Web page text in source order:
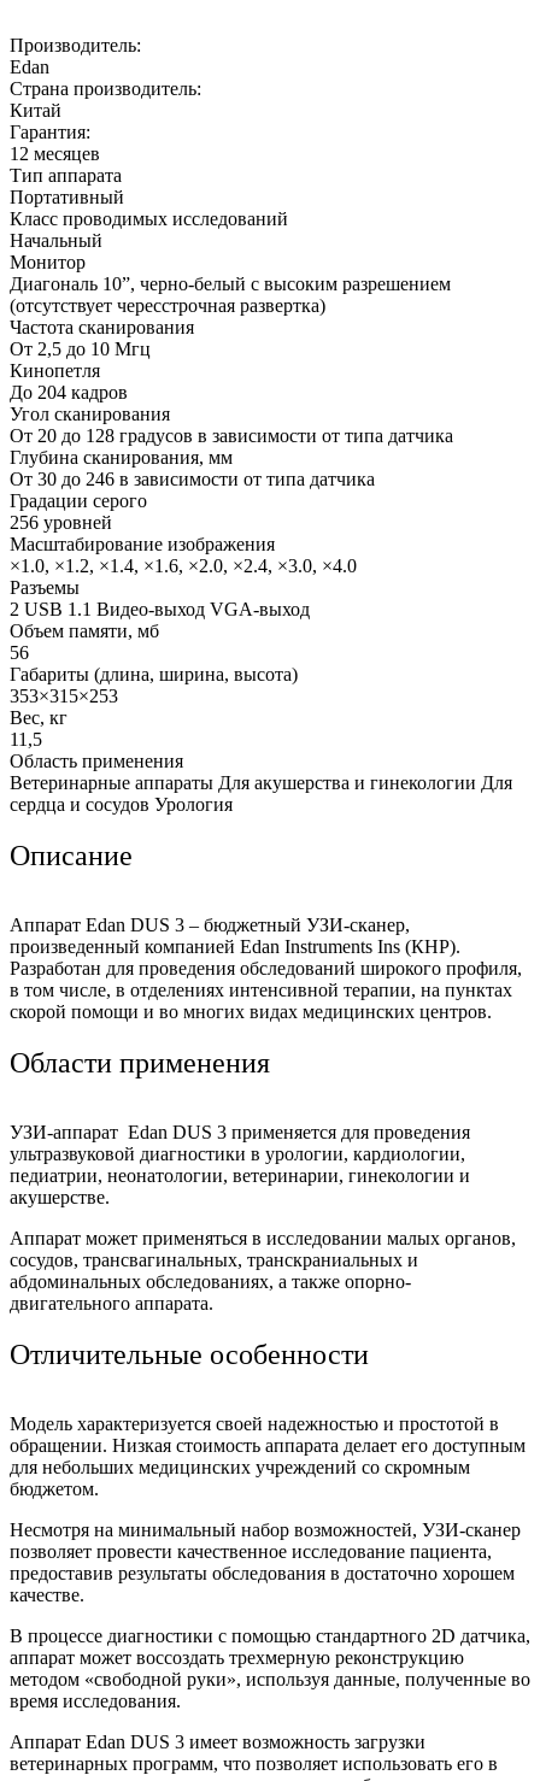
Производитель:
Edan
Страна производитель:
Китай
Гарантия:
12 месяцев
Тип аппарата
Портативный
Класс проводимых исследований
Начальный
Монитор
Диагональ 10”, черно-белый с высоким разрешением
(отсутствует чересстрочная развертка)
Частота сканирования
От 2,5 до 10 Мгц
Кинопетля
До 204 кадров
Угол сканирования
От 20 до 128 градусов в зависимости от типа датчика
Глубина сканирования, мм
От 30 до 246 в зависимости от типа датчика
Градации серого
256 уровней
Масштабирование изображения
×1.0, ×1.2, ×1.4, ×1.6, ×2.0, ×2.4, ×3.0, ×4.0
Разъемы
2 USB 1.1 Видео-выход VGA-выход
Объем памяти, мб
56
Габариты (длина, ширина, высота)
353×315×253
Вес, кг
11,5
Область применения
Ветеринарные аппараты Для акушерства и гинекологии Для
сердца и сосудов Урология
Описание
Аппарат Edan DUS 3 – бюджетный УЗИ-сканер,
произведенный компанией Edan Instruments Ins (КНР).
Разработан для проведения обследований широкого профиля,
в том числе, в отделениях интенсивной терапии, на пунктах
скорой помощи и во многих видах медицинских центров.
Области применения
УЗИ-аппарат Edan DUS 3 применяется для проведения
ультразвуковой диагностики в урологии, кардиологии,
педиатрии, неонатологии, ветеринарии, гинекологии и
акушерстве.
Аппарат может применяться в исследовании малых органов,
сосудов, трансвагинальных, транскраниальных и
абдоминальных обследованиях, а также опорно-
двигательного аппарата.
Отличительные особенности
Модель характеризуется своей надежностью и простотой в
обращении. Низкая стоимость аппарата делает его доступным
для небольших медицинских учреждений со скромным
бюджетом.
Несмотря на минимальный набор возможностей, УЗИ-сканер
позволяет провести качественное исследование пациента,
предоставив результаты обследования в достаточно хорошем
качестве.
В процессе диагностики с помощью стандартного 2D датчика,
аппарат может воссоздать трехмерную реконструкцию
методом «свободной руки», используя данные, полученные во
время исследования.
Аппарат Edan DUS 3 имеет возможность загрузки
ветеринарных программ, что позволяет использовать его в